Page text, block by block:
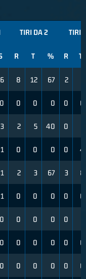
TIRI DA 2 TIRI
R T % R T
6 8 12 67 2
0 0 0 0 0 0
3 2 5 40 0
1 0 0 0 0 4
1 2 3 67 3 8
1 0 0 0 0 0
0 0 0 0 0
0 0 0 0 0 0
0 0 0 0 0 0